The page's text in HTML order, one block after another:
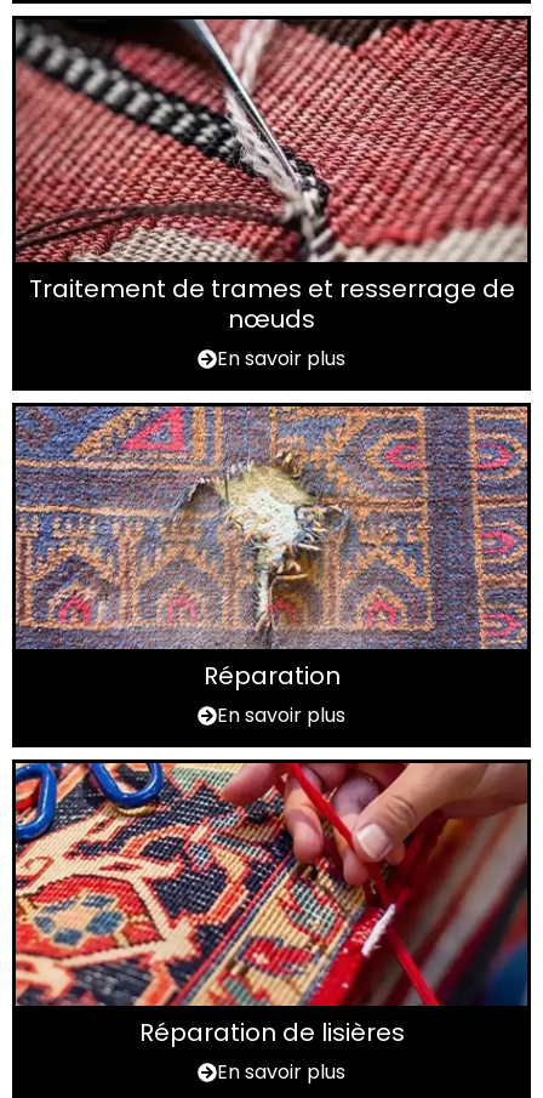
Traitement de trames et resserrage de
nœuds
En savoir plus
Réparation
En savoir plus
Réparation de lisières
En savoir plus